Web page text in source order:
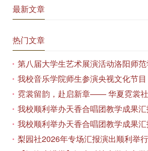
最新文章
热门文章
我校音乐学院师生参演央视文化节目
我校顺利举办天香合唱团教学成果
我校顺利举办天香合唱团教学成果
梨园社2026年专场汇报演出顺利举行